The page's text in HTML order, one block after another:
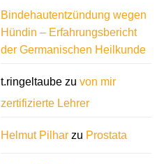
Bindehautentzündung wegen
Hündin – Erfahrungsbericht
der Germanischen Heilkunde
t.ringeltaubezu von mir
zertifizierte Lehrer
Helmut Pilharzu Prostata